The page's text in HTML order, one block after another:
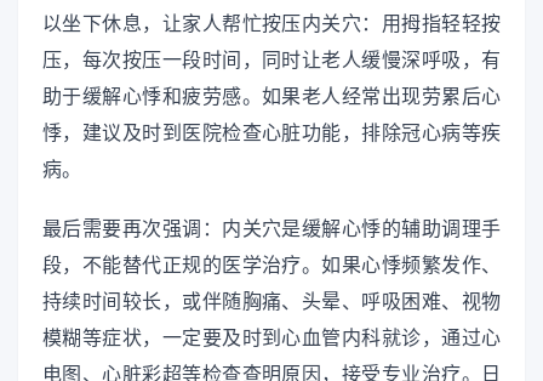
以坐下休息，让家人帮忙按压内关穴：用拇指轻轻按
压，每次按压一段时间，同时让老人缓慢深呼吸，有
助于缓解心悸和疲劳感。如果老人经常出现劳累后心
悸，建议及时到医院检查心脏功能，排除冠心病等疾
病。
最后需要再次强调：内关穴是缓解心悸的辅助调理手
段，不能替代正规的医学治疗。如果心悸频繁发作、
持续时间较长，或伴随胸痛、头晕、呼吸困难、视物
模糊等症状，一定要及时到心血管内科就诊，通过心
电图、心脏彩超等检查查明原因，接受专业治疗。日